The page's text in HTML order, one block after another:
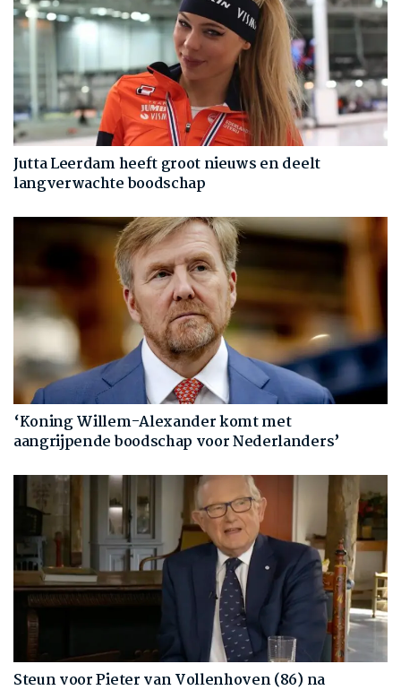
Jutta Leerdam heeft groot nieuws en deelt
langverwachte boodschap
‘Koning Willem-Alexander komt met
aangrijpende boodschap voor Nederlanders’
Steun voor Pieter van Vollenhoven (86) na